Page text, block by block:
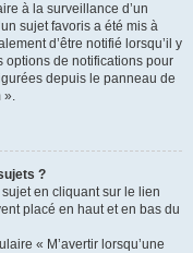
à la surveillance d’un
sujet favoris a été mis à
d’être notifié lorsqu’il y
options de notifications pour
depuis le panneau de
».
?
en cliquant sur le lien
placé en haut et en bas du
« M’avertir lorsqu’une